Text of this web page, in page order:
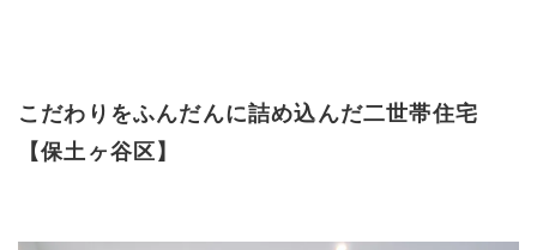
こだわりをふんだんに詰め込んだ二世帯住宅
【保土ヶ谷区】